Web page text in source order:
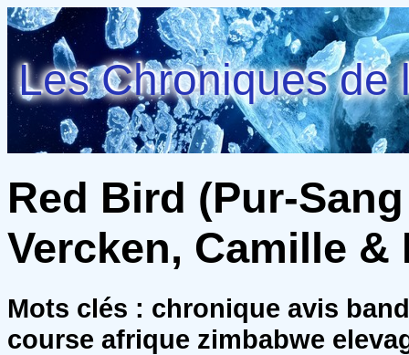
Les Chroniques de
Red Bird (Pur-
Vercken, Camille &
Mots clés : chronique avis
course afrique zimbabwe